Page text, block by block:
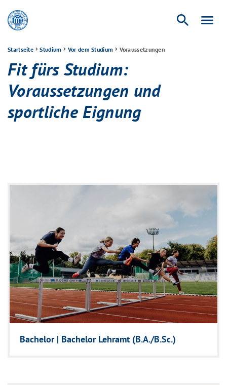
search menu
Startseite Studium Vor dem Studium Voraussetzungen
Fit fürs Studium:
Voraussetzungen und
sportliche Eignung
Bachelor | Bachelor Lehramt (B.A./B.Sc.)